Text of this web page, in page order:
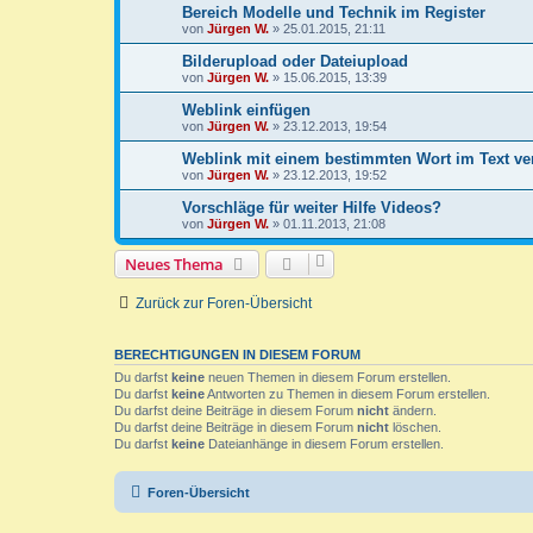
Bereich Modelle und Technik im Register
von Jürgen W. » 25.01.2015, 21:11
Bilderupload oder Dateiupload
von Jürgen W. » 15.06.2015, 13:39
Weblink einfügen
von Jürgen W. » 23.12.2013, 19:54
Weblink mit einem bestimmten Wort im Text
von Jürgen W. » 23.12.2013, 19:52
Vorschläge für weiter Hilfe Videos?
von Jürgen W. » 01.11.2013, 21:08
Neues Thema
Zurück zur Foren-Übersicht
BERECHTIGUNGEN IN DIESEM FORUM
Du darfst keine neuen Themen in diesem Forum erstellen.
Du darfst keineAntworten zu Themen in diesem Forum erstellen.
Du darfst deine Beiträge in diesem Forum nicht ändern.
Du darfst deine Beiträge in diesem Forum nicht löschen.
Du darfst keine Dateianhänge in diesem Forum erstellen.
Foren-Übersicht